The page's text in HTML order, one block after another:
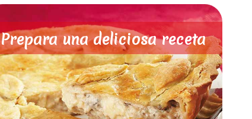
Prepara una deliciosa receta